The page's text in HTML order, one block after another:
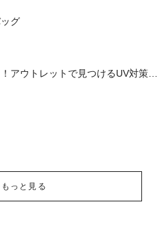
グ
アウトレットで見つけるUV対策ウ
っと見る